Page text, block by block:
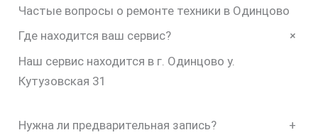
Частые вопросы о ремонте техники в Одинцово
Где находится ваш сервис?
+
Наш сервис находится в г. Одинцово у.
Кутузовская 31
Нужна ли предварительная запись? +